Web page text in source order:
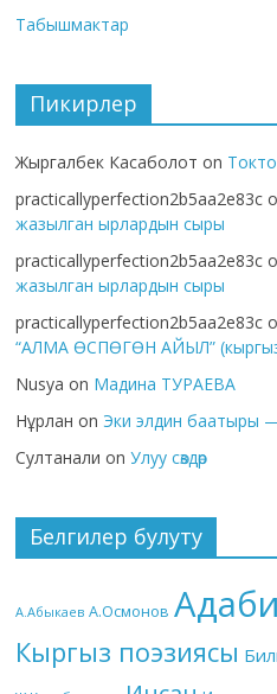
Табышмактар
Пикирлер
Жыргалбек Касаболот on
practicallyperfection2b5aa2e83c
жазылган ырлардын сыры
practicallyperfection2b5aa2e83c
жазылган ырлардын сыры
practicallyperfection2b5aa2e83c
“АЛМА ӨСПӨГӨН АЙЫЛ”
Nusya on Мадина ТУРАЕВА
Нұрлан on Эки элдин баатыры
Султанали onУлуу сөздөр
Белгилер булуту
А.Абыкаев А.Осмонов
Кыргыз поэзиясы